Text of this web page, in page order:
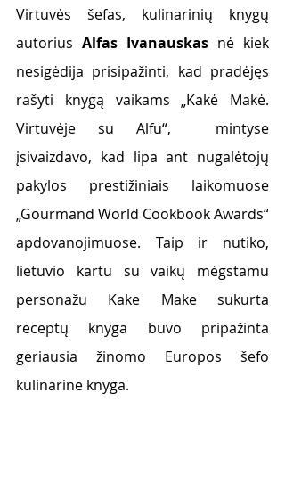
Virtuvės šefas, kulinarinių knygų
autorius Alfas Ivanauskas nė kiek
nesigėdija prisipažinti, kad pradėjęs
rašyti knygą vaikams „Kakė Makė.
Virtuvėje su Alfu“,  mintyse
įsivaizdavo, kad lipa ant nugalėtojų
pakylos prestižiniais laikomuose
„Gourmand World Cookbook Awards“
apdovanojimuose. Taip ir nutiko,
lietuvio kartu su vaikų mėgstamu
personažu Kake Make sukurta
receptų knyga buvo pripažinta
geriausia žinomo Europos šefo
kulinarine knyga.